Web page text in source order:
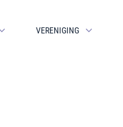
VERENIGING